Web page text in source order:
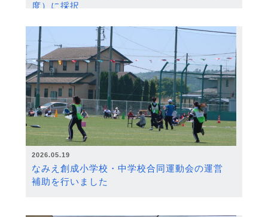
度）に採択
2026.05.19
なみえ創成小学校・中学校合同運動会の運営
補助を行いました